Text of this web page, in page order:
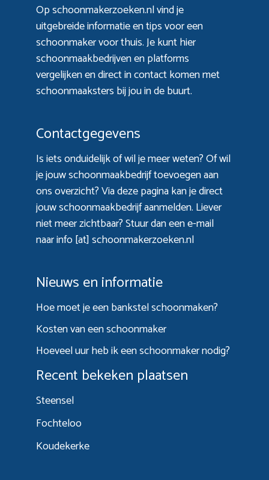
Op schoonmakerzoeken.nl vind je
uitgebreide informatie en tips voor een
schoonmaker voor thuis. Je kunt hier
schoonmaakbedrijven en platforms
vergelijken en direct in contact komen met
schoonmaaksters bij jou in de buurt.
Contactgegevens
Is iets onduidelijk of wil je meer weten? Of wil
je jouw schoonmaakbedrijf toevoegen aan
ons overzicht? Viadeze paginakan je direct
jouw schoonmaakbedrijf aanmelden. Liever
niet meer zichtbaar? Stuur dan een e-mail
naar info [at] schoonmakerzoeken.nl
Nieuws en informatie
Hoe moet je een bankstel schoonmaken?
Kosten van een schoonmaker
Hoeveel uur heb ik een schoonmaker nodig?
Recent bekeken plaatsen
Steensel
Fochteloo
Koudekerke